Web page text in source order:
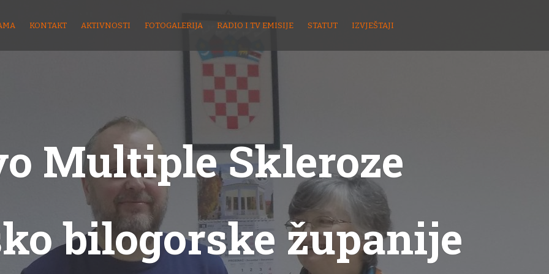
KONTAKT AKTIVNOSTI FOTOGALERIJA RADIO I TV EMISIJE STATUT IZVJEŠTAJI
Multiple Skleroze
bilogorske županije